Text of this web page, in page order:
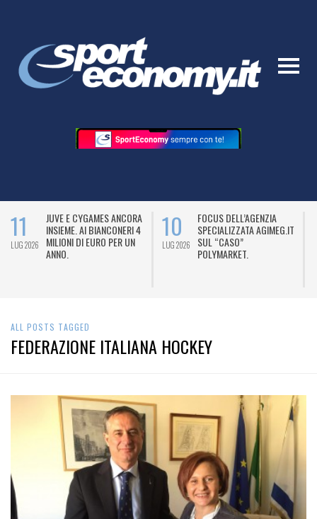
11
LUG 2026
JUVE E CYGAMES ANCORA
INSIEME. AI BIANCONERI 4
MILIONI DI EURO PER UN
ANNO.
10
LUG 2026
FOCUS DELL’AGENZIA
SPECIALIZZATA AGIMEG.IT
SUL “CASO”
POLYMARKET.
ALL POSTS TAGGED
FEDERAZIONE ITALIANA HOCKEY